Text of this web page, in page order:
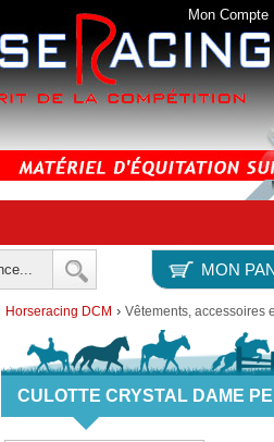
Mon Compte
MON
Horseracing DCM › Vêtements, accessoires
CULOTTE CRYSTAL DAME